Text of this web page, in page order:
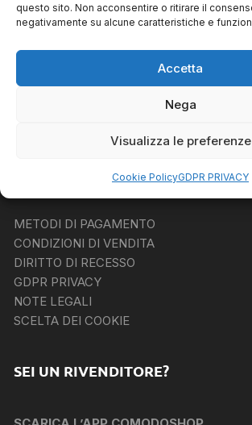
questo sito. Non acconsentire o ritirare il
negativamente su alcune caratteristiche e
Accetta
Nega
Visualizza le preferenze
Cookie PolicyGDPR PRIVACY
COMODO SHOP è un marketplace di
Media Marketing e Comunicazione e
InsiemeNET
INFORMAZIONI UTILI
METODI DI PAGAMENTO
CONDIZIONI DI VENDITA
DIRITTO DI RECESSO
GDPR PRIVACY
NOTE LEGALI
SCELTA DEI COOKIE
SEI UN RIVENDITORE?